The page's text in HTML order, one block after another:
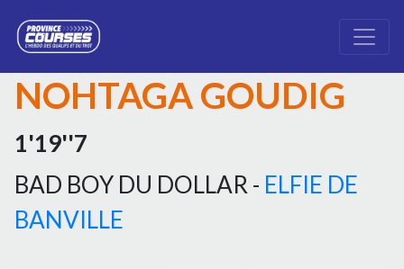
NOHTAGA GOUDIG
1'19''7
BAD BOY DU DOLLAR - ELFIE DE
BANVILLE